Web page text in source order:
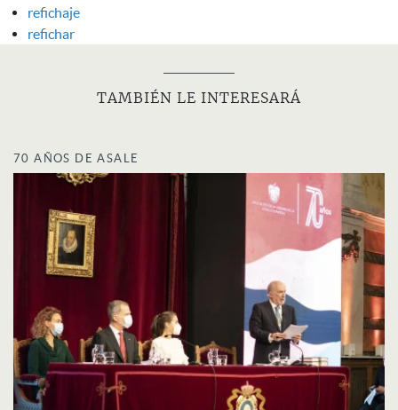
refichaje
refichar
TAMBIÉN LE INTERESARÁ
70 AÑOS DE ASALE